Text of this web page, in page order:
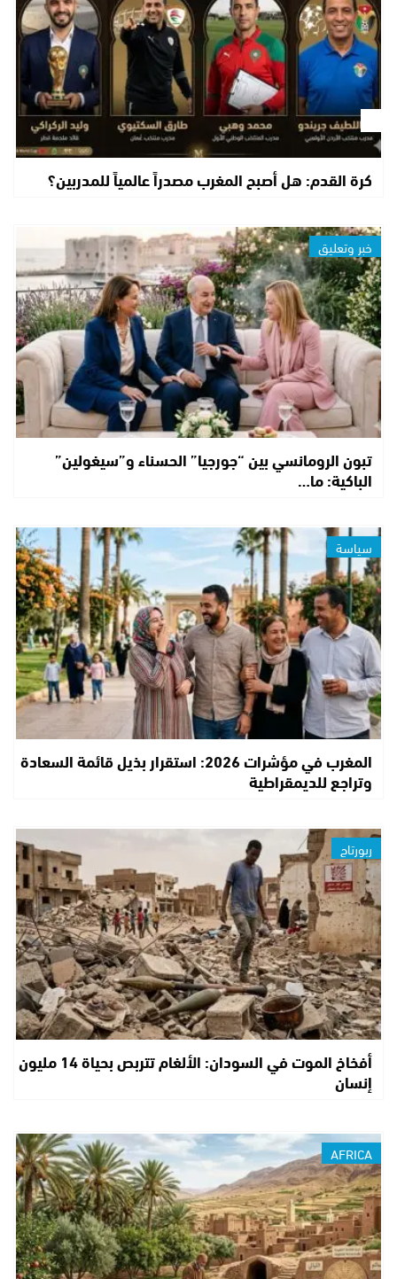
كرة القدم: هل أصبح المغرب مصدراً عالمياً للمدربين؟
خبر وتعليق
تبون الرومانسي بين “جورجيا” الحسناء و”سيغولين”
الباكية: ما…
سياسة
المغرب في مؤشرات 2026: استقرار بذيل قائمة السعادة
وتراجع للديمقراطية
ربورتاج
أفخاخ الموت في السودان: الألغام تتربص بحياة 14 مليون
إنسان
AFRICA